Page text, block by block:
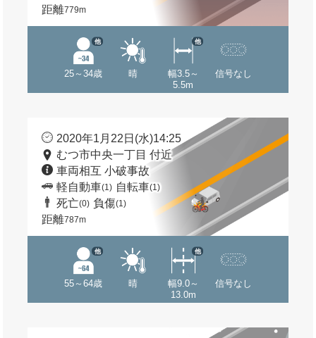
距離779m
25～34歳
他
晴
幅3.5～
5.5m
他
信号なし
2020年1月22日(水)14:25
むつ市中央一丁目 付近
車両相互 小破事故
軽自動車(1) 自転車(1)
死亡(0) 負傷(1)
距離787m
55～64歳
他
晴
幅9.0～
13.0m
他
信号なし